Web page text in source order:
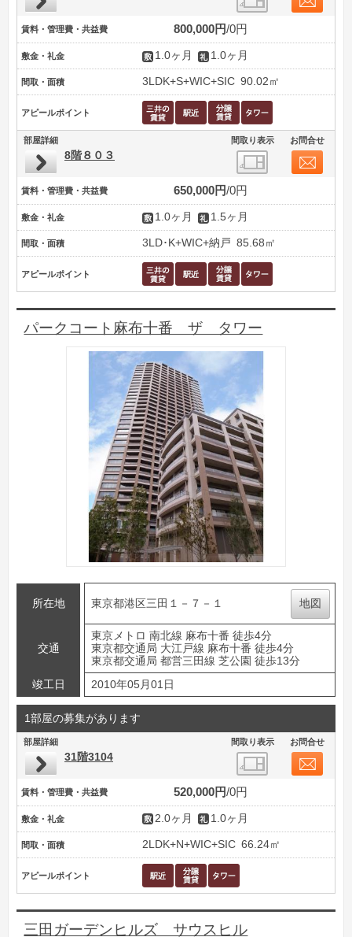
賃料・管理費・共益費 800,000円 0円
敷金・礼金 1.0ヶ月 1.0ヶ月
間取・面積 3LDK+S+WIC+SIC 90.02㎡
アピールポイント
部屋詳細 間取り表示 お問合せ
8階８０３
賃料・管理費・共益費 650,000円 0円
敷金・礼金 1.0ヶ月 1.5ヶ月
間取・面積 3LD･K+WIC+納戸 85.68㎡
アピールポイント
パークコート麻布十番 ザ タワー
所在地 東京都港区三田１－７－１ 地図
交通
東京メトロ 南北線 麻布十番 徒歩4分
東京都交通局 大江戸線 麻布十番 徒歩4分
東京都交通局 都営三田線 芝公園 徒歩13分
竣工日
2010年05月01日
1部屋の募集があります
部屋詳細 間取り表示 お問合せ
31階3104
賃料・管理費・共益費 520,000円 0円
敷金・礼金 2.0ヶ月 1.0ヶ月
間取・面積 2LDK+N+WIC+SIC 66.24㎡
アピールポイント
三田ガーデンヒルズ サウスヒル